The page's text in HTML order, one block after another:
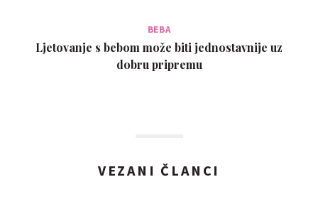
BEBA
Ljetovanje s bebom može biti jednostavnije uz
dobru pripremu
VEZANI ČLANCI